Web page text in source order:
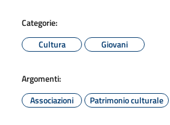
Categorie:
Cultura
Giovani
Argomenti:
Associazioni
Patrimonio culturale